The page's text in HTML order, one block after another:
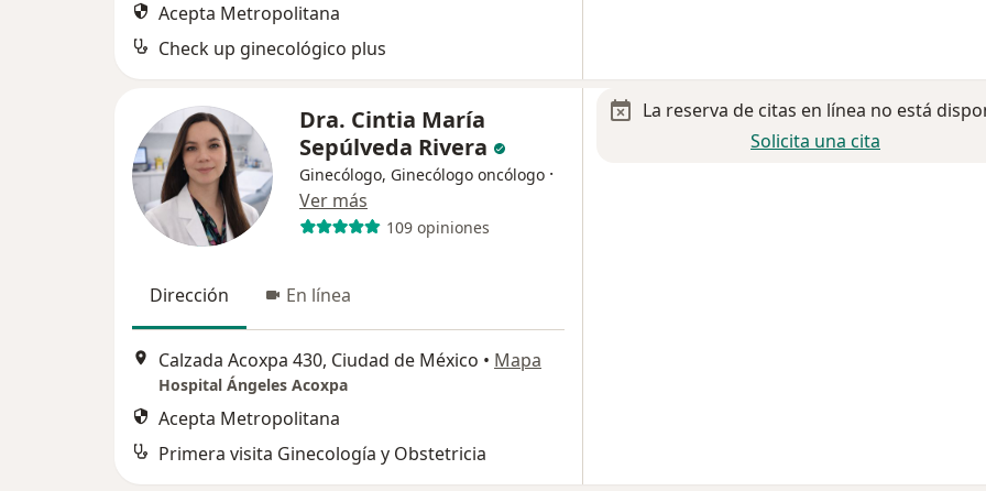
Acepta Metropolitana
Check up ginecológico plus
Dra. Cintia María
Sepúlveda Rivera
Ginecólogo, Ginecólogo oncólogo ·
Ver más
109 opiniones
Dirección En línea
Calzada Acoxpa 430, Ciudad de México • Mapa
Hospital Ángeles Acoxpa
Acepta Metropolitana
Primera visita Ginecología y Obstetricia
La reserva de citas en línea no está
Solicita una cita